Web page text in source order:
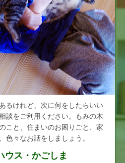
るけれど、次に何をしたらいい
談をご利用ください。もみの木
こと、住まいのお困りごと、家
色々なお話をしましょう。
ウス・かごしま